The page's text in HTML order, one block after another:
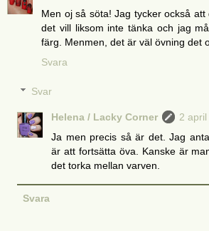
Men oj så söta! Jag tycker också att
det vill liksom inte tänka och jag
färg. Menmen, det är väl övning det
Svara
Svar
Helena / Lacky Corner
2 april
Ja men precis så är det. Jag
är att fortsätta öva. Kanske är
det torka mellan varven.
Svara